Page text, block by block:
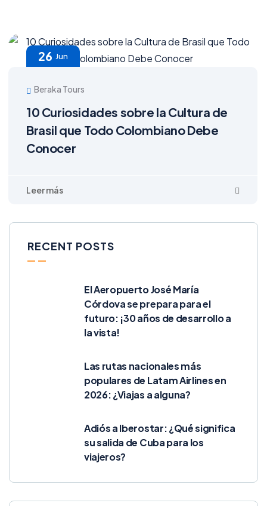
26 Jun
Beraka Tours
10 Curiosidades sobre la Cultura de
Brasil que Todo Colombiano Debe
Conocer
RECENT POSTS
El Aeropuerto José María
Córdova se prepara para el
futuro: ¡30 años de desarrollo a
la vista!
Las rutas nacionales más
populares de Latam Airlines en
2026: ¿Viajas a alguna?
Adiós a Iberostar: ¿Qué significa
su salida de Cuba para los
viajeros?